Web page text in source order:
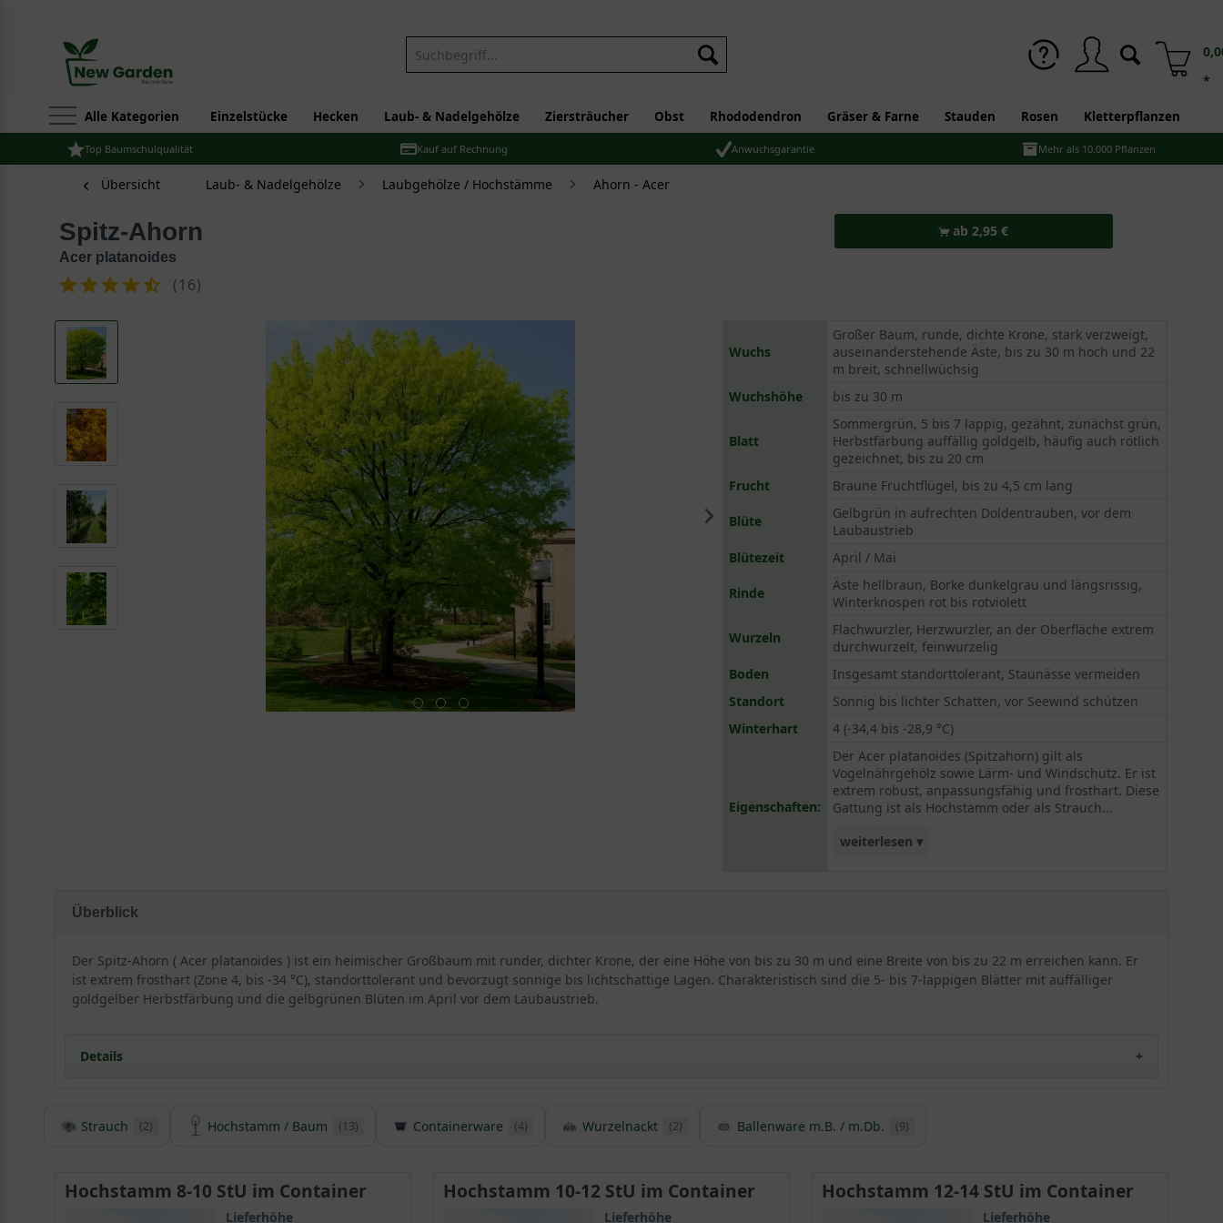
*
Alle Kategorien Einzelstücke Hecken Laub- & Nadelgehölze Ziersträucher Obst Rhododendron Gräser & Farne Stauden Rosen Kletterpflanzen
Top Baumschulqualität Kauf auf Rechnung Anwuchsgarantie Mehr als 10.000 Pflanzen
Übersicht Laub- & Nadelgehölze Laubgehölze / Hochstämme Ahorn - Acer
Spitz-Ahorn
Acer platanoides
(16)
ab 2,95 €
Wuchs
Großer Baum, runde, dichte Krone, stark verzweigt,
auseinanderstehende Äste, bis zu 30 m hoch und 22
m breit, schnellwüchsig
Wuchshöhe
bis zu 30 m
Blatt
Sommergrün, 5 bis 7 lappig, gezähnt, zunächst grün,
Herbstfärbung auffällig goldgelb, häufig auch rötlich
gezeichnet, bis zu 20 cm
Frucht
Braune Fruchtflügel, bis zu 4,5 cm lang
Blüte
Gelbgrün in aufrechten Doldentrauben, vor dem
Laubaustrieb
Blütezeit
April / Mai
Rinde
Äste hellbraun, Borke dunkelgrau und längsrissig,
Winterknospen rot bis rotviolett
Wurzeln
Flachwurzler, Herzwurzler, an der Oberfläche extrem
durchwurzelt, feinwurzelig
Boden
Insgesamt standorttolerant, Staunässe vermeiden
Standort
Sonnig bis lichter Schatten, vor Seewind schützen
Winterhart
4 (-34,4 bis -28,9 °C)
Eigenschaften:
Der Acer platanoides (Spitzahorn) gilt als
Vogelnährgehölz sowie Lärm- und Windschutz. Er ist
extrem robust, anpassungsfähig und frosthart. Diese
Gattung ist als Hochstamm oder als Strauch...
weiterlesen ▾
sowohl in der freien Landschaft als auch im
städtischen Raum gesetzt werden.
Überblick
Der Spitz-Ahorn ( Acer platanoides ) ist ein heimischer Großbaum mit runder, dichter Krone, der eine Höhe von bis zu 30 m und eine Breite von bis zu 22 m erreichen kann. Er
ist extrem frosthart (Zone 4, bis -34 °C), standorttolerant und bevorzugt sonnige bis lichtschattige Lagen. Charakteristisch sind die 5- bis 7-lappigen Blätter mit auffälliger
goldgelber Herbstfärbung und die gelbgrünen Blüten im April vor dem Laubaustrieb.
Details
Herkunft und Besonderheiten des Acer platanoides / Spitz-Ahorn
einer der meistgepflanzten Bäumeim europäischen Raum. In freier Wildbahn trifft man ihn auf feuchten, humusreichen Böden in Misch- und Laubwäldern. Sein natürliches
Strauch (2) Hochstamm / Baum (13) Containerware (4) Wurzelnackt (2) Ballenware m.B. / m.Db. (9)
Hochstamm 8-10 StU im Container
Lieferhöhe
Hochstamm 10-12 StU im Container
Lieferhöhe
Hochstamm 12-14 StU im Container
Lieferhöhe